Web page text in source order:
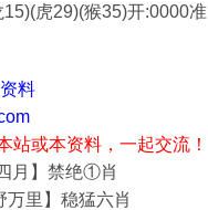
虎29)(猴35)开:0000准
料
站或本资料，一起交流！
月】禁绝①肖
万里】稳猛六肖